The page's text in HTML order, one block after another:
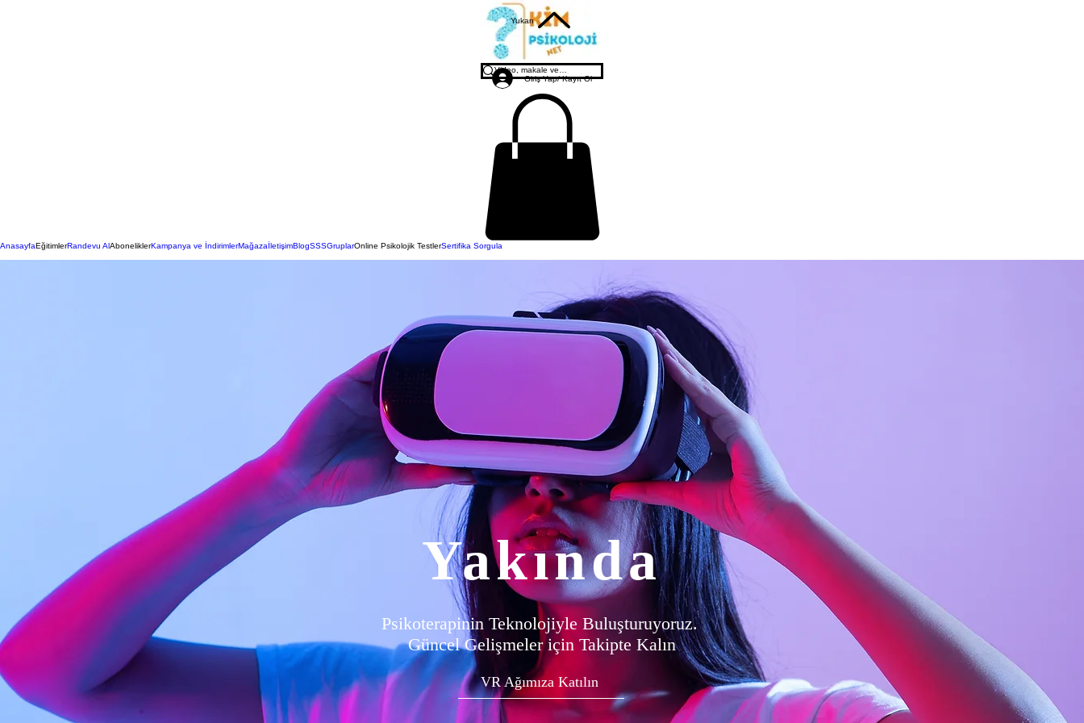
Giriş Yap/ Kayıt Ol
AnasayfaEğitimlerRandevu AlAboneliklerKampanya ve İndirimlerMağazaİletişimBlogSSSGruplarOnline Psikolojik TestlerSertifika Sorgula
Yakında
Psikoterapinin Teknolojiyle Buluşturuyoruz.
Güncel Gelişmeler için Takipte Kalın
VR Ağımıza Katılın
Yukarı